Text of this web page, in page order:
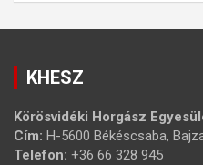
KHESZ
Körösvidéki Horgász
Cím: H-5600 Békéscsaba,
Telefon: +36 66 328 945